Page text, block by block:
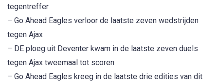
tegentreffer
– Go Ahead Eagles verloor de laatste zeven wedstrijden
tegen Ajax
– DE ploeg uit Deventer kwam in de laatste zeven duels
tegen Ajax tweemaal tot scoren
– Go Ahead Eagles kreeg in de laatste drie edities van dit